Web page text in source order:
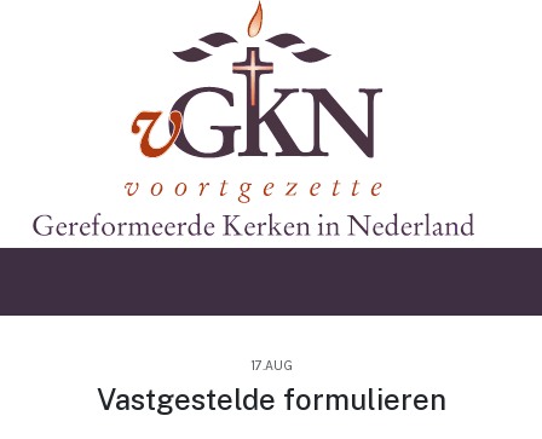
17.AUG
Vastgestelde formulieren